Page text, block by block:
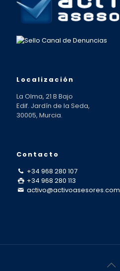
Localización
La Olma, 21 B Bajo
Edif. Jardín de la Seda,
30005, Murcia.
Contacto
+34 968 280 107
+34 968 280 113
activo@activoasesores.com